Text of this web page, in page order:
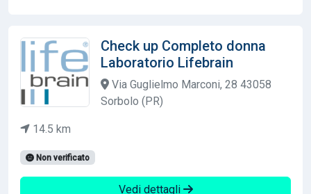
Check up Completo donna
Laboratorio Lifebrain
Via Guglielmo Marconi, 28 43058
Sorbolo (PR)
14.5 km
Non verificato
Vedi dettagli